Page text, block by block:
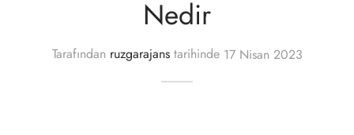
Nedir
Tarafından ruzgarajanstarihinde 17 Nisan 2023